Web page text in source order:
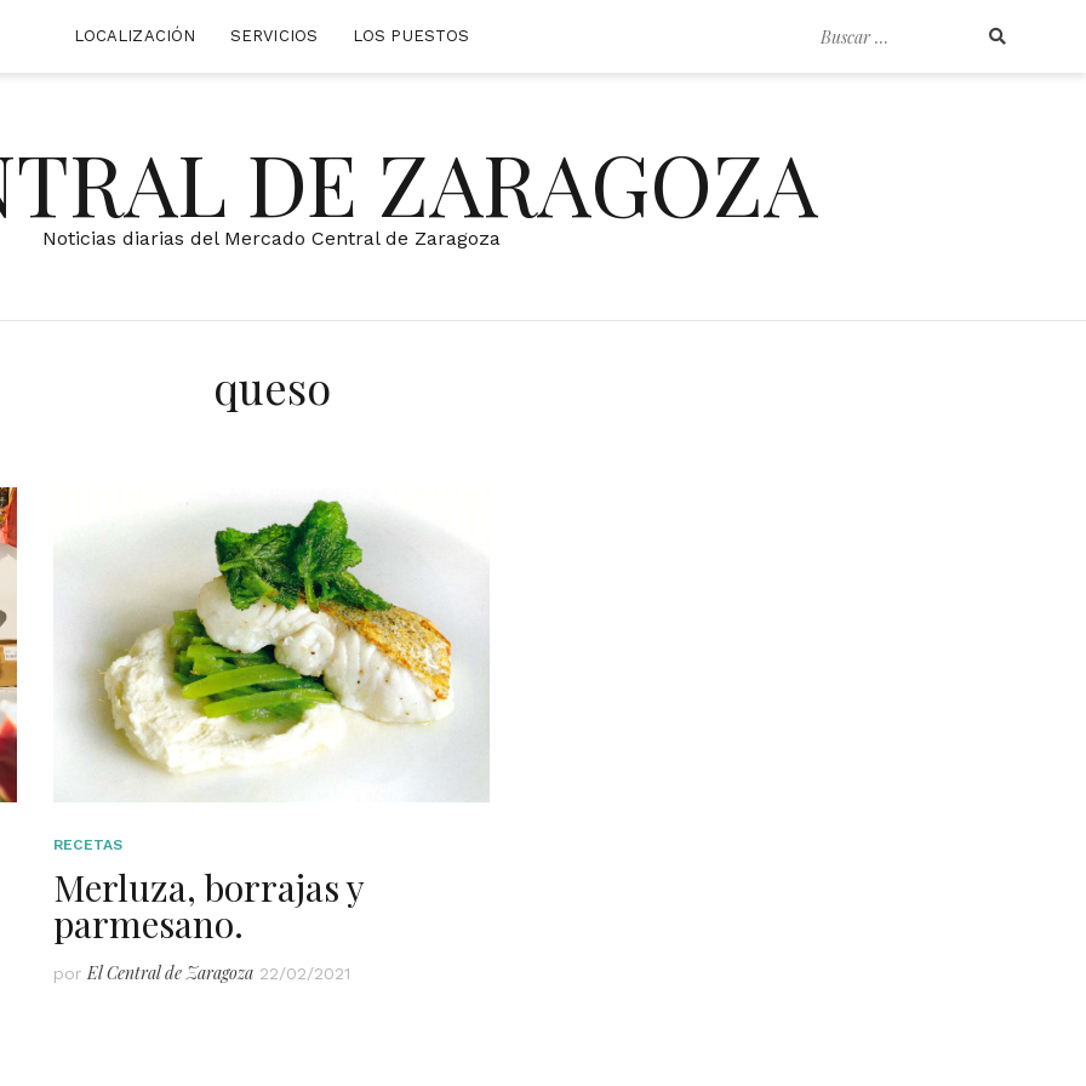
Buscar
LOCALIZACIÓN SERVICIOS LOS PUESTOS
DE ZARAGOZA
Noticias diarias del Mercado Central de Zaragoza
queso
RECETAS
Merluza, borrajas y
parmesano.
por El Central de Zaragoza 22/02/2021